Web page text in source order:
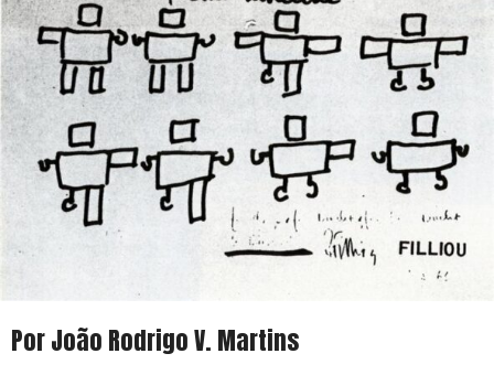
Por João Rodrigo V. Martins